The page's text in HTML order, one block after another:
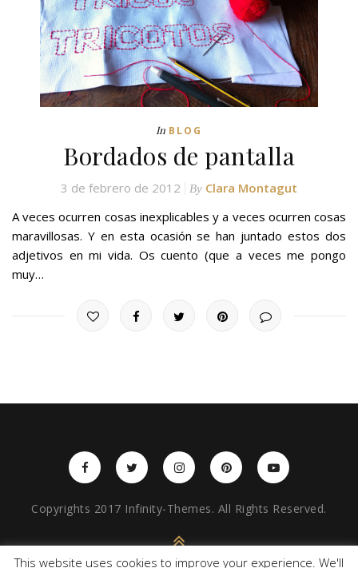
In BLOG
Bordados de pantalla
3 de febrero de 2012 By Clara Montagut
A veces ocurren cosas inexplicables y a veces ocurren cosas
maravillosas. Y en esta ocasión se han juntado estos dos
adjetivos en mi vida. Os cuento (que a veces me pongo
muy…
Copyrights 2017 Infinity-Themes. All Rights Reserved.
BACK TO TOP
This website uses cookies to improve your experience. We'll